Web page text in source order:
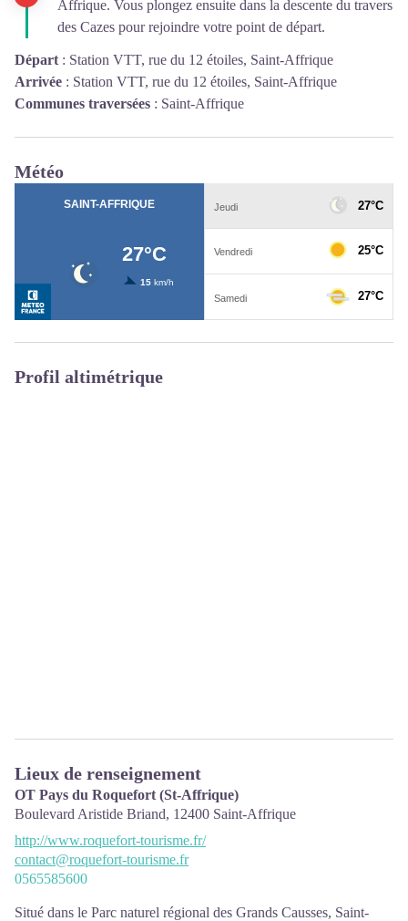
Affrique. Vous plongez ensuite dans la descente du travers
des Cazes pour rejoindre votre point de départ.
Départ : Station VTT, rue du 12 étoiles, Saint-Affrique
Arrivée : Station VTT, rue du 12 étoiles, Saint-Affrique
Communes traversées : Saint-Affrique
Météo
Profil altimétrique
Lieux de renseignement
OT Pays du Roquefort (St-Affrique)
Boulevard Aristide Briand, 12400 Saint-Affrique
http://www.roquefort-tourisme.fr/
contact@roquefort-tourisme.fr
0565585600
Situé dans le Parc naturel régional des Grands Causses, Saint-